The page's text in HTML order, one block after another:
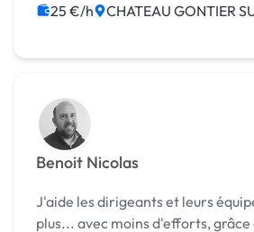
CSS, HTML, XML
Création de
25 €/h CHATEAU GONTIER
Benoit Nicolas
J'aide les dirigeants et leurs
plus... avec moins d'efforts,